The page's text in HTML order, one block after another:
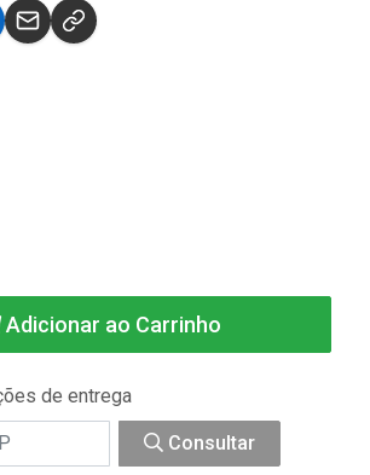
Adicionar ao Carrinho
de entrega
Consultar